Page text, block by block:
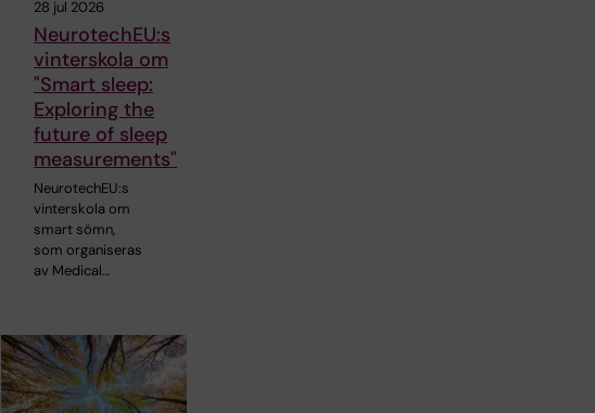
28 jul 2026
NeurotechEU:s
vinterskola om
"Smart sleep:
Exploring the
future of sleep
measurements"
NeurotechEU:s
vinterskola om
smart sömn,
som organiseras
av Medical…